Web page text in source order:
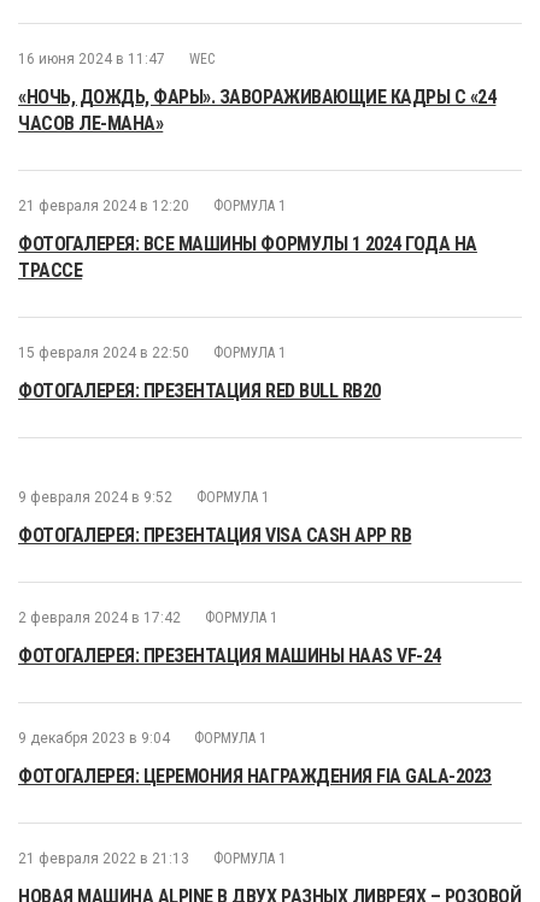
16 июня 2024 в 11:47 WEC
«НОЧЬ, ДОЖДЬ, ФАРЫ». ЗАВОРАЖИВАЮЩИЕ КАДРЫ С «24
ЧАСОВ ЛЕ-МАНА»
21 февраля 2024 в 12:20 ФОРМУЛА 1
ФОТОГАЛЕРЕЯ: ВСЕ МАШИНЫ ФОРМУЛЫ 1 2024 ГОДА НА
ТРАССЕ
15 февраля 2024 в 22:50 ФОРМУЛА 1
ФОТОГАЛЕРЕЯ: ПРЕЗЕНТАЦИЯ RED BULL RB20
9 февраля 2024 в 9:52 ФОРМУЛА 1
ФОТОГАЛЕРЕЯ: ПРЕЗЕНТАЦИЯ VISA CASH APP RB
2 февраля 2024 в 17:42 ФОРМУЛА 1
ФОТОГАЛЕРЕЯ: ПРЕЗЕНТАЦИЯ МАШИНЫ HAAS VF-24
9 декабря 2023 в 9:04 ФОРМУЛА 1
ФОТОГАЛЕРЕЯ: ЦЕРЕМОНИЯ НАГРАЖДЕНИЯ FIA GALA-2023
21 февраля 2022 в 21:13 ФОРМУЛА 1
НОВАЯ МАШИНА ALPINE В ДВУХ РАЗНЫХ ЛИВРЕЯХ – РОЗОВОЙ